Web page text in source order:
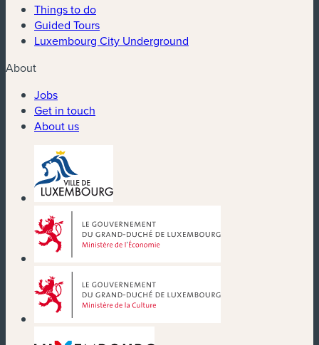
Things to do
Guided Tours
Luxembourg City Underground
About
Jobs
Get in touch
About us